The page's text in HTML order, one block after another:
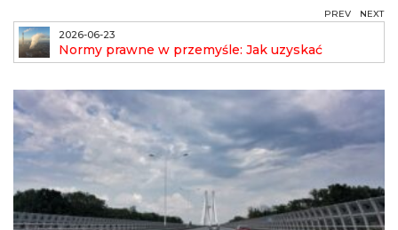
2026-06-23
Normy prawne w przemyśle: Jak uzyskać
pozwolenie na emisję?
PREV NEXT